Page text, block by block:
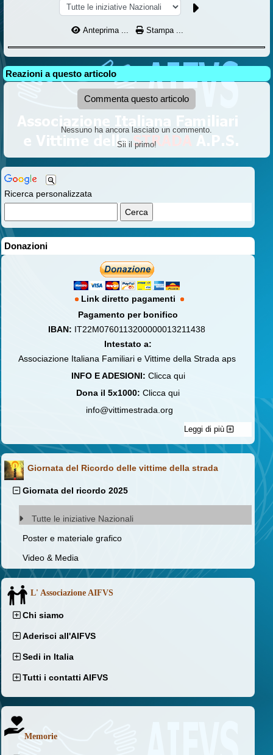
Ricerca personalizzata
Donazioni
Link diretto pagamenti
Pagamento per bonifico
IBAN: IT22M0760113200000013211438
Intestato a:
Associazione Italiana Familiari e Vittime della Strada aps
INFO E ADESIONI: Clicca qui
Dona il 5x1000: Clicca qui
info@vittimestrada.org
Leggi di più
Giornata del Ricordo delle vittime della strada
Giornata del ricordo 2025
Tutte le iniziative Nazionali
Poster e materiale grafico
Video & Media
L' Associazione AIFVS
Chi siamo
Aderisci all'AIFVS
Sedi in Italia
Tutti i contatti AIFVS
Memorie
Anteprima ... Stampa ...
Reazioni a questo articolo
Commenta questo articolo
Nessuno ha ancora lasciato un commento.
Sii il primo!